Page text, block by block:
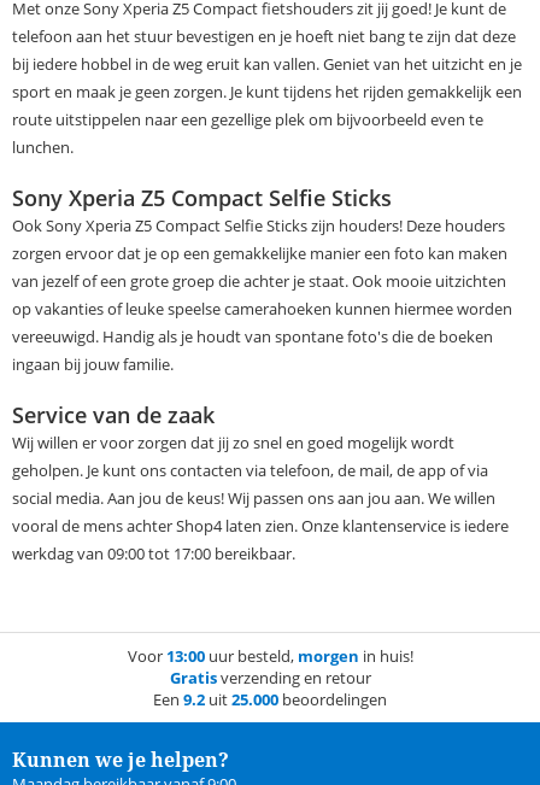
Met onze Sony Xperia Z5 Compact fietshouders zit jij goed! Je kunt de
telefoon aan het stuur bevestigen en je hoeft niet bang te zijn dat deze
bij iedere hobbel in de weg eruit kan vallen. Geniet van het uitzicht en je
sport en maak je geen zorgen. Je kunt tijdens het rijden gemakkelijk een
route uitstippelen naar een gezellige plek om bijvoorbeeld even te
lunchen.
Sony Xperia Z5 Compact Selfie Sticks
Ook Sony Xperia Z5 Compact Selfie Sticks zijn houders! Deze houders
zorgen ervoor dat je op een gemakkelijke manier een foto kan maken
van jezelf of een grote groep die achter je staat. Ook mooie uitzichten
op vakanties of leuke speelse camerahoeken kunnen hiermee worden
vereeuwigd. Handig als je houdt van spontane foto's die de boeken
ingaan bij jouw familie.
Service van de zaak
Wij willen er voor zorgen dat jij zo snel en goed mogelijk wordt
geholpen. Je kunt ons contacten via telefoon, de mail, de app of via
social media. Aan jou de keus! Wij passen ons aan jou aan. We willen
vooral de mens achter Shop4 laten zien. Onze klantenservice is iedere
werkdag van 09:00 tot 17:00 bereikbaar.
Voor 13:00uur besteld, morgen in huis!
Gratisverzending en retour
Een 9.2 uit25.000 beoordelingen
Kunnen we je helpen?